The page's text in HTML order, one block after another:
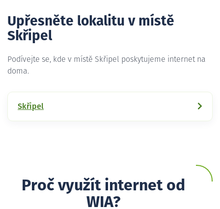
Upřesněte lokalitu v místě
Skřipel
Podívejte se, kde v místě Skřipel poskytujeme internet na
doma.
Skřipel
Proč využít internet od
WIA?